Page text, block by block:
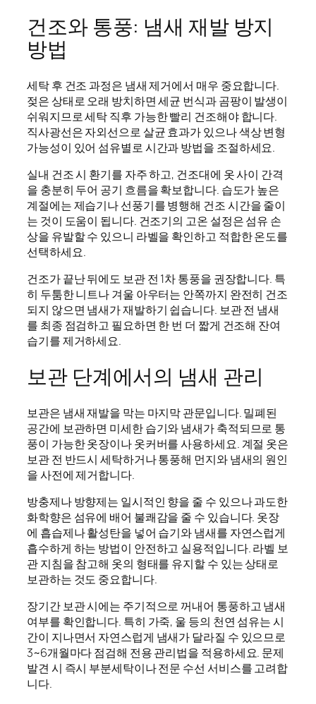
건조와 통풍: 냄새 재발 방지
방법
세탁 후 건조 과정은 냄새 제거에서 매우 중요합니다.
젖은 상태로 오래 방치하면 세균 번식과 곰팡이 발생이
쉬워지므로 세탁 직후 가능한 빨리 건조해야 합니다.
직사광선은 자외선으로 살균 효과가 있으나 색상 변형
가능성이 있어 섬유별로 시간과 방법을 조절하세요.
실내 건조 시 환기를 자주 하고, 건조대에 옷 사이 간격
을 충분히 두어 공기 흐름을 확보합니다. 습도가 높은
계절에는 제습기나 선풍기를 병행해 건조 시간을 줄이
는 것이 도움이 됩니다. 건조기의 고온 설정은 섬유 손
상을 유발할 수 있으니 라벨을 확인하고 적합한 온도를
선택하세요.
건조가 끝난 뒤에도 보관 전 1차 통풍을 권장합니다. 특
히 두툼한 니트나 겨울 아우터는 안쪽까지 완전히 건조
되지 않으면 냄새가 재발하기 쉽습니다. 보관 전 냄새
를 최종 점검하고 필요하면 한 번 더 짧게 건조해 잔여
습기를 제거하세요.
보관 단계에서의 냄새 관리
보관은 냄새 재발을 막는 마지막 관문입니다. 밀폐된
공간에 보관하면 미세한 습기와 냄새가 축적되므로 통
풍이 가능한 옷장이나 옷커버를 사용하세요. 계절 옷은
보관 전 반드시 세탁하거나 통풍해 먼지와 냄새의 원인
을 사전에 제거합니다.
방충제나 방향제는 일시적인 향을 줄 수 있으나 과도한
화학향은 섬유에 배어 불쾌감을 줄 수 있습니다. 옷장
에 흡습제나 활성탄을 넣어 습기와 냄새를 자연스럽게
흡수하게 하는 방법이 안전하고 실용적입니다. 라벨 보
관 지침을 참고해 옷의 형태를 유지할 수 있는 상태로
보관하는 것도 중요합니다.
장기간 보관 시에는 주기적으로 꺼내어 통풍하고 냄새
여부를 확인합니다. 특히 가죽, 울 등의 천연 섬유는 시
간이 지나면서 자연스럽게 냄새가 달라질 수 있으므로
3~6개월마다 점검해 전용 관리법을 적용하세요. 문제
발견 시 즉시 부분세탁이나 전문 수선 서비스를 고려합
니다.